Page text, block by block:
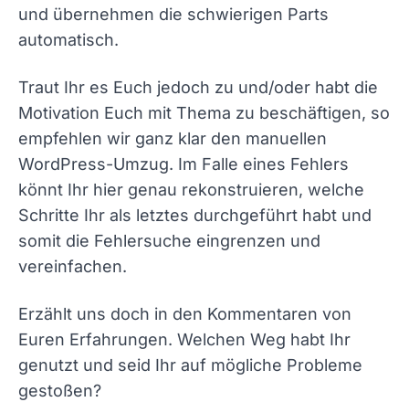
und übernehmen die schwierigen Parts
automatisch.
Traut Ihr es Euch jedoch zu und/oder habt die
Motivation Euch mit Thema zu beschäftigen, so
empfehlen wir ganz klar den manuellen
WordPress-Umzug. Im Falle eines Fehlers
könnt Ihr hier genau rekonstruieren, welche
Schritte Ihr als letztes durchgeführt habt und
somit die Fehlersuche eingrenzen und
vereinfachen.
Erzählt uns doch in den Kommentaren von
Euren Erfahrungen. Welchen Weg habt Ihr
genutzt und seid Ihr auf mögliche Probleme
gestoßen?